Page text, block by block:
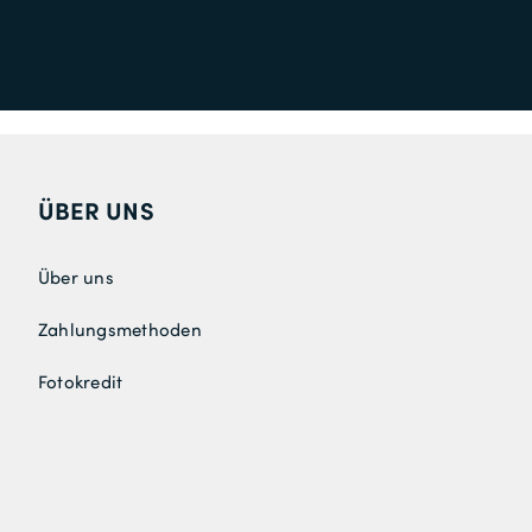
ÜBER UNS
Über uns
Zahlungsmethoden
Fotokredit